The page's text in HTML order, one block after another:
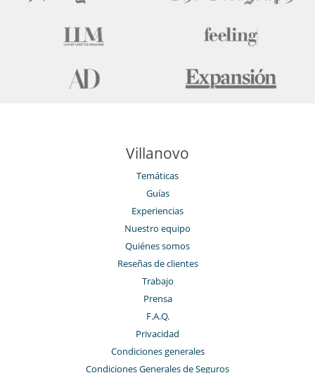
Villanovo
Temáticas
Guías
Experiencias
Nuestro equipo
Quiénes somos
Reseñas de clientes
Trabajo
Prensa
F.A.Q.
Privacidad
Condiciones generales
Condiciones Generales de Seguros